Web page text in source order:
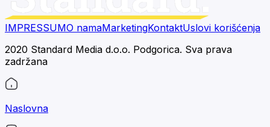
IMPRESSUMO namaMarketingKontaktUslovi korišćenja
2020 Standard Media d.o.o. Podgorica. Sva prava
zadržana
Naslovna